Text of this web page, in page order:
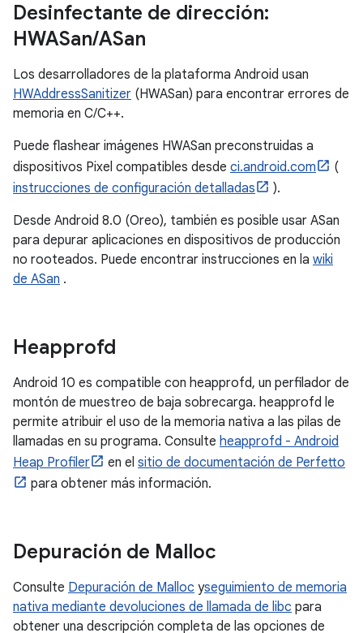
Desinfectante de dirección:
HWASan/ASan
Los desarrolladores de la plataforma Android usan
HWAddressSanitizer (HWASan) para encontrar errores de
memoria en C/C++.
Puede flashear imágenes HWASan preconstruidas a
dispositivos Pixel compatibles desde ci.android.com
(
instrucciones de configuración detalladas
).
Desde Android 8.0 (Oreo), también es posible usar ASan
para depurar aplicaciones en dispositivos de producción
no rooteados. Puede encontrar instrucciones en la wiki
de ASan .
Heapprofd
Android 10 es compatible con heapprofd, un perfilador de
montón de muestreo de baja sobrecarga. heapprofd le
permite atribuir el uso de la memoria nativa a las pilas de
llamadas en su programa. Consulte heapprofd - Android
Heap Profiler
en el sitio de documentación de Perfetto
para obtener más información.
Depuración de Malloc
Consulte Depuración de Malloc yseguimiento de memoria
nativa mediante devoluciones de llamada de libc para
obtener una descripción completa de las opciones de